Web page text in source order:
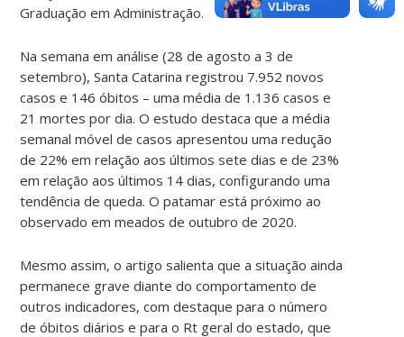
Graduação em Administração.
Na semana em análise (28 de agosto a 3 de
setembro), Santa Catarina registrou 7.952 novos
casos e 146 óbitos – uma média de 1.136 casos e
21 mortes por dia. O estudo destaca que a média
semanal móvel de casos apresentou uma redução
de 22% em relação aos últimos sete dias e de 23%
em relação aos últimos 14 dias, configurando uma
tendência de queda. O patamar está próximo ao
observado em meados de outubro de 2020.
Mesmo assim, o artigo salienta que a situação ainda
permanece grave diante do comportamento de
outros indicadores, com destaque para o número
de óbitos diários e para o Rt geral do estado, que